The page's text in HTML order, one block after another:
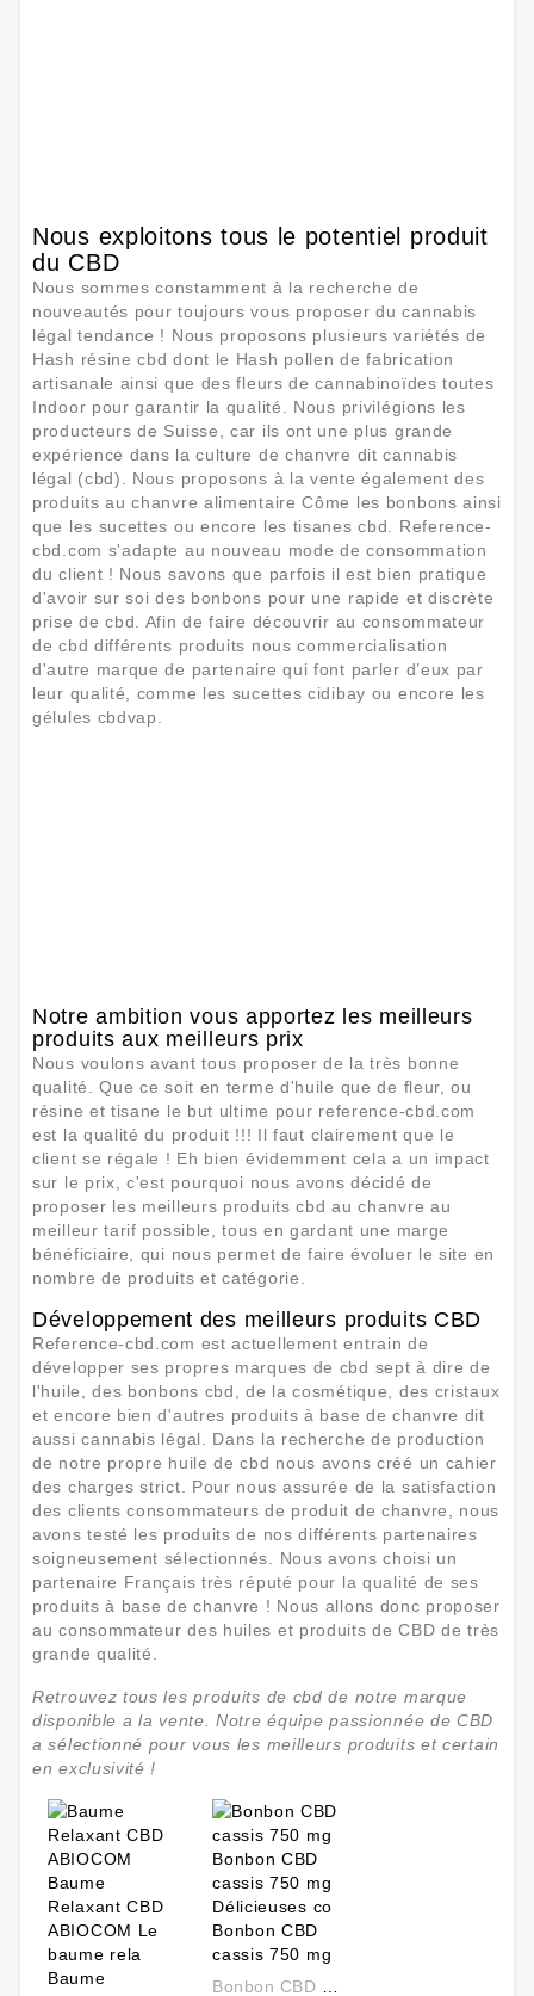
Nous exploitons tous le potentiel produit
du CBD
Nous sommes constamment à la recherche de
nouveautés pour toujours vous proposer du cannabis
légal tendance ! Nous proposons plusieurs variétés de
Hash résine cbd dont le Hash pollen de fabrication
artisanale ainsi que des fleurs de cannabinoïdes toutes
Indoor pour garantir la qualité. Nous privilégions les
producteurs de Suisse, car ils ont une plus grande
expérience dans la culture de chanvre dit cannabis
légal (cbd). Nous proposons à la vente également des
produits au chanvre alimentaire Côme les bonbons ainsi
que les sucettes ou encore les tisanes cbd. Reference-
cbd.com s'adapte au nouveau mode de consommation
du client ! Nous savons que parfois il est bien pratique
d'avoir sur soi des bonbons pour une rapide et discrète
prise de cbd. Afin de faire découvrir au consommateur
de cbd différents produits nous commercialisation
d'autre marque de partenaire qui font parler d’eux par
leur qualité, comme les sucettes cidibay ou encore les
gélules cbdvap.
Notre ambition vous apportez les meilleurs
produits aux meilleurs prix
Nous voulons avant tous proposer de la très bonne
qualité. Que ce soit en terme d'huile que de fleur, ou
résine et tisane le but ultime pour reference-cbd.com
est la qualité du produit !!! Il faut clairement que le
client se régale ! Eh bien évidemment cela a un impact
sur le prix, c'est pourquoi nous avons décidé de
proposer les meilleurs produits cbd au chanvre au
meilleur tarif possible, tous en gardant une marge
bénéficiaire, qui nous permet de faire évoluer le site en
nombre de produits et catégorie.
Développement des meilleurs produits CBD
Reference-cbd.com est actuellement entrain de
développer ses propres marques de cbd sept à dire de
l'huile, des bonbons cbd, de la cosmétique, des cristaux
et encore bien d'autres produits à base de chanvre dit
aussi cannabis légal. Dans la recherche de production
de notre propre huile de cbd nous avons créé un cahier
des charges strict. Pour nous assurée de la satisfaction
des clients consommateurs de produit de chanvre, nous
avons testé les produits de nos différents partenaires
soigneusement sélectionnés. Nous avons choisi un
partenaire Français très réputé pour la qualité de ses
produits à base de chanvre ! Nous allons donc proposer
au consommateur des huiles et produits de CBD de très
grande qualité.
Retrouvez tous les produits de cbd de notre marque
disponible a la vente. Notre équipe passionnée de CBD
a sélectionné pour vous les meilleurs produits et certain
en exclusivité !